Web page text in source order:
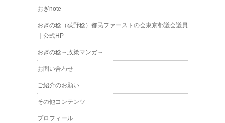
おぎnote
おぎの稔（荻野稔）都民ファーストの会東京都議会議員
｜公式HP
おぎの稔～政策マンガ～
お問い合わせ
ご紹介のお願い
その他コンテンツ
プロフィール